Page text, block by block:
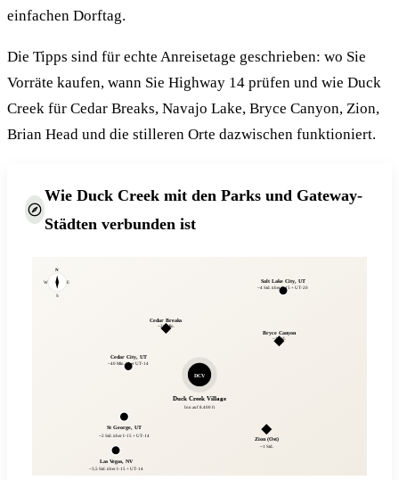
einfachen Dorftag.
Die Tipps sind für echte Anreisetage geschrieben: wo Sie
Vorräte kaufen, wann Sie Highway 14 prüfen und wie Duck
Creek für Cedar Breaks, Navajo Lake, Bryce Canyon, Zion,
Brian Head und die stilleren Orte dazwischen funktioniert.
Wie Duck Creek mit den Parks und Gateway-
Städten verbunden ist
N
S
W E
DCV
Duck Creek Village
Inn auf 8.400 ft
Las Vegas, NV
~3,5 Std. über I-15 + UT-14
St George, UT
~2 Std. über I-15 + UT-14
Cedar City, UT
~40 Min. über UT-14
Salt Lake City, UT
~4 Std. über I-15 + UT-20
Cedar Breaks
~20 Min.
Bryce Canyon
~1 Std.
Zion (Ost)
~1 Std.